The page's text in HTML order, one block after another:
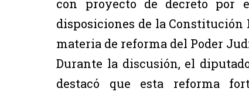
con proyecto de decreto por
disposiciones de la Constitución
materia de reforma del Poder
Durante la discusión, el
destacó que esta reforma